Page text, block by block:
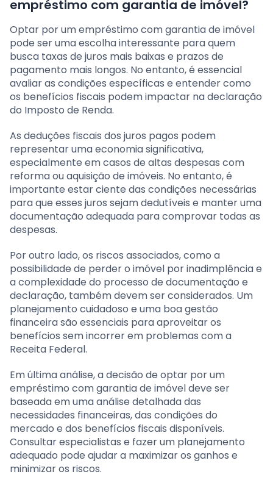
empréstimo com garantia de imóvel?
Optar por um empréstimo com garantia de imóvel
pode ser uma escolha interessante para quem
busca taxas de juros mais baixas e prazos de
pagamento mais longos. No entanto, é essencial
avaliar as condições específicas e entender como
os benefícios fiscais podem impactar na declaração
do Imposto de Renda.
As deduções fiscais dos juros pagos podem
representar uma economia significativa,
especialmente em casos de altas despesas com
reforma ou aquisição de imóveis. No entanto, é
importante estar ciente das condições necessárias
para que esses juros sejam dedutíveis e manter uma
documentação adequada para comprovar todas as
despesas.
Por outro lado, os riscos associados, como a
possibilidade de perder o imóvel por inadimplência e
a complexidade do processo de documentação e
declaração, também devem ser considerados. Um
planejamento cuidadoso e uma boa gestão
financeira são essenciais para aproveitar os
benefícios sem incorrer em problemas com a
Receita Federal.
Em última análise, a decisão de optar por um
empréstimo com garantia de imóvel deve ser
baseada em uma análise detalhada das
necessidades financeiras, das condições do
mercado e dos benefícios fiscais disponíveis.
Consultar especialistas e fazer um planejamento
adequado pode ajudar a maximizar os ganhos e
minimizar os riscos.